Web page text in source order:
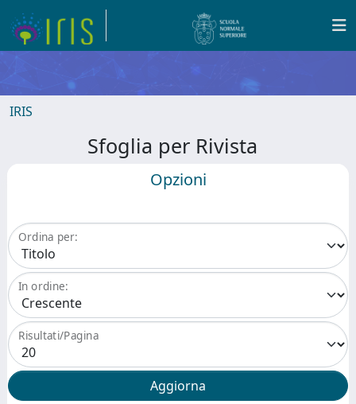
IRIS
Sfoglia per Rivista
Opzioni
Ordina per:
In ordine:
Risultati/Pagina